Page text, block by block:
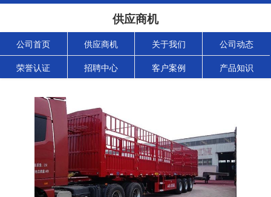
供应商机
公司首页 供应商机 关于我们 公司动态
荣誉认证 招聘中心 客户案例 产品知识